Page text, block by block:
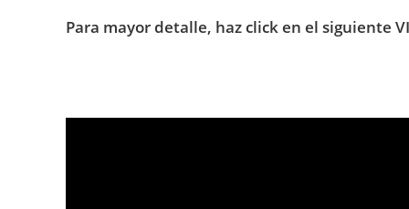
Para mayor detalle, haz click en el siguiente